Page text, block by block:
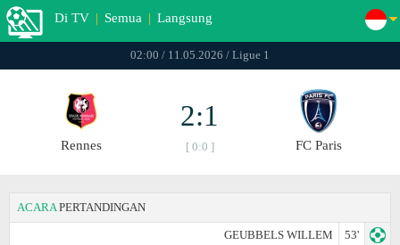
Di TV | Semua | Langsung
02:00 / 11.05.2026 / Ligue 1
Rennes
2:1
[ 0:0 ] FC Paris
ACARA PERTANDINGAN
GEUBBELS WILLEM
53'